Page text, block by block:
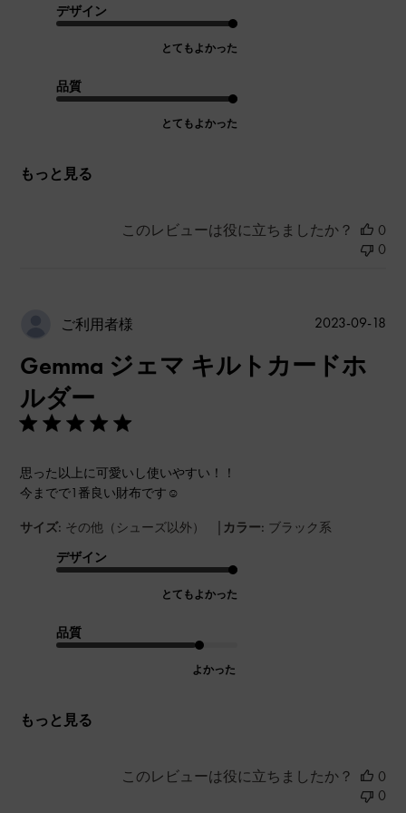
デザイン
とてもよかった
品質
とてもよかった
もっと見る
このレビューは役に立ちましたか？
0
0
ご利用者様
Gemma ジェマ キルトカードホ
ルダー
思った以上に可愛いし使いやすい！！
今までで1番良い財布です☺︎
サイズ: その他（シューズ以外） | カラー: ブラック系
デザイン
とてもよかった
品質
よかった
もっと見る
公
2023-09-18
このレビューは役に立ちましたか？
0
0